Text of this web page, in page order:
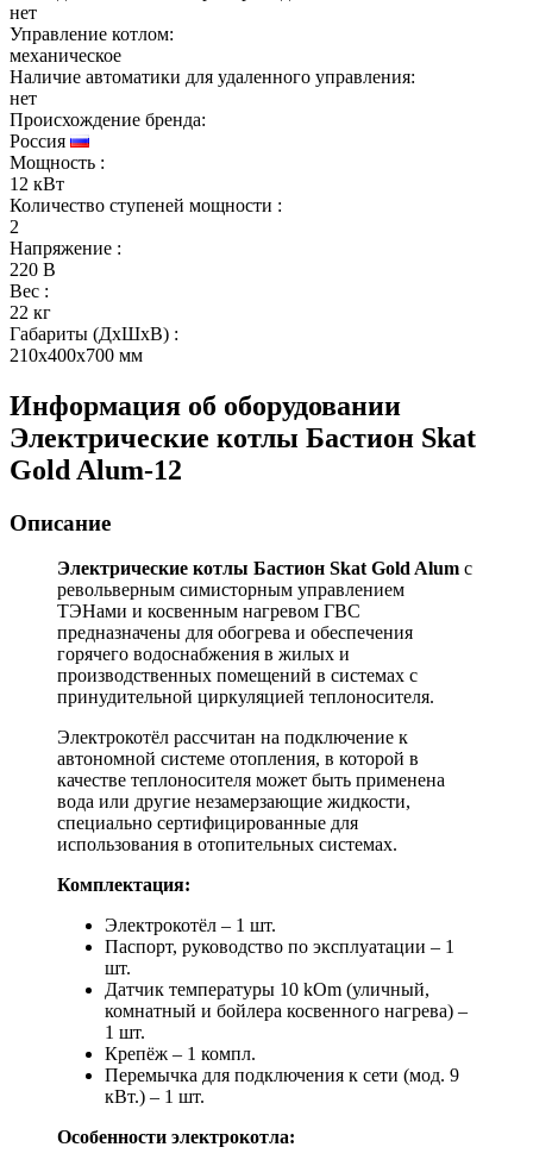
нет
Управление котлом:
механическое
Наличие автоматики для удаленного управления:
нет
Происхождение бренда:
Россия
Мощность :
12 кВт
Количество ступеней мощности :
2
Напряжение :
220 В
Вес :
22 кг
Габариты (ДхШхВ) :
210x400x700 мм
Информация об оборудовании
Электрические котлы Бастион Skat
Gold Alum-12
Описание
Электрические котлы Бастион Skat Gold Alum с
револьверным симисторным управлением
ТЭНами и косвенным нагревом ГВС
предназначены для обогрева и обеспечения
горячего водоснабжения в жилых и
производственных помещений в системах с
принудительной циркуляцией теплоносителя.
Электрокотёл рассчитан на подключение к
автономной системе отопления, в которой в
качестве теплоносителя может быть применена
вода или другие незамерзающие жидкости,
специально сертифицированные для
использования в отопительных системах.
Комплектация:
Электрокотёл – 1 шт.
Паспорт, руководство по эксплуатации – 1
шт.
Датчик температуры 10 kOm (уличный,
комнатный и бойлера косвенного нагрева) –
1 шт.
Крепёж – 1 компл.
Перемычка для подключения к сети (мод. 9
кВт.) – 1 шт.
Особенности электрокотла: